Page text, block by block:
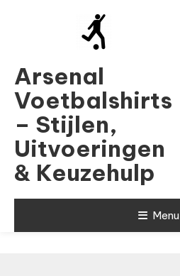
Arsenal
Voetbalshirts
– Stijlen,
Uitvoeringen
& Keuzehulp
Menu